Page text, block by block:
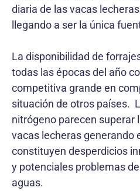
diaria de las vacas
llegando a ser la única
La disponibilidad de
todas las épocas del año
competitiva grande en
situación de otros países.
nitrógeno parecen superar
vacas lecheras generando
constituyen desperdicios
y potenciales problemas
aguas.